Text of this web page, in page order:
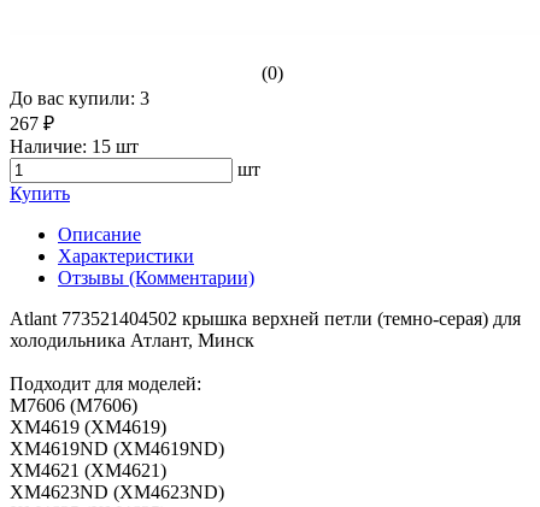
(0)
До вас купили: 3
267 ₽
Наличие: 15 шт
шт
Купить
Описание
Характеристики
Отзывы (Комментарии)
Atlant 773521404502 крышка верхней петли (темно-серая) для
холодильника Атлант, Минск
Подходит для моделей:
М7606 (M7606)
ХМ4619 (XM4619)
ХМ4619ND (XM4619ND)
ХМ4621 (XM4621)
ХМ4623ND (XM4623ND)